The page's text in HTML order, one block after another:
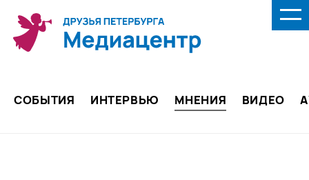
СОБЫТИЯ ИНТЕРВЬЮ МНЕНИЯ ВИДЕО